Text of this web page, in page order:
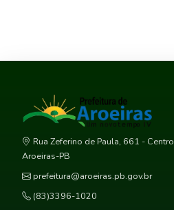
Rua Zeferino de Paula, 661 - Centro
Aroeiras-PB
prefeitura@aroeiras.pb.gov.br
(83)3396-1020